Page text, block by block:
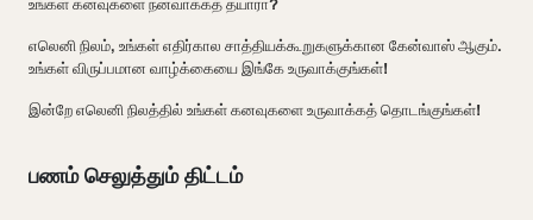
எலெனி நிலம், உங்கள் எதிர்கால சாத்தியக்கூறுகளுக்கான கேன்வாஸ் ஆகும்.
உங்கள் விருப்பமான வாழ்க்கையை இங்கே உருவாக்குங்கள்!
இன்றே எலெனி நிலத்தில் உங்கள் கனவுகளை உருவாக்கத் தொடங்குங்கள்!
பணம் செலுத்தும் திட்டம்